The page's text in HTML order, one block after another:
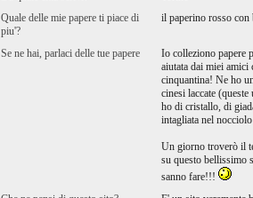
Quale delle mie papere ti piace di
piu'?
il paperino rosso con
Se ne hai, parlaci delle tue papere
Io colleziono papere
aiutata dai miei amici
cinquantina! Ne ho
cinesi laccate
ho di cristallo, di
intagliata nel
Un giorno troverò il
su questo bellissimo
sanno fare!!!